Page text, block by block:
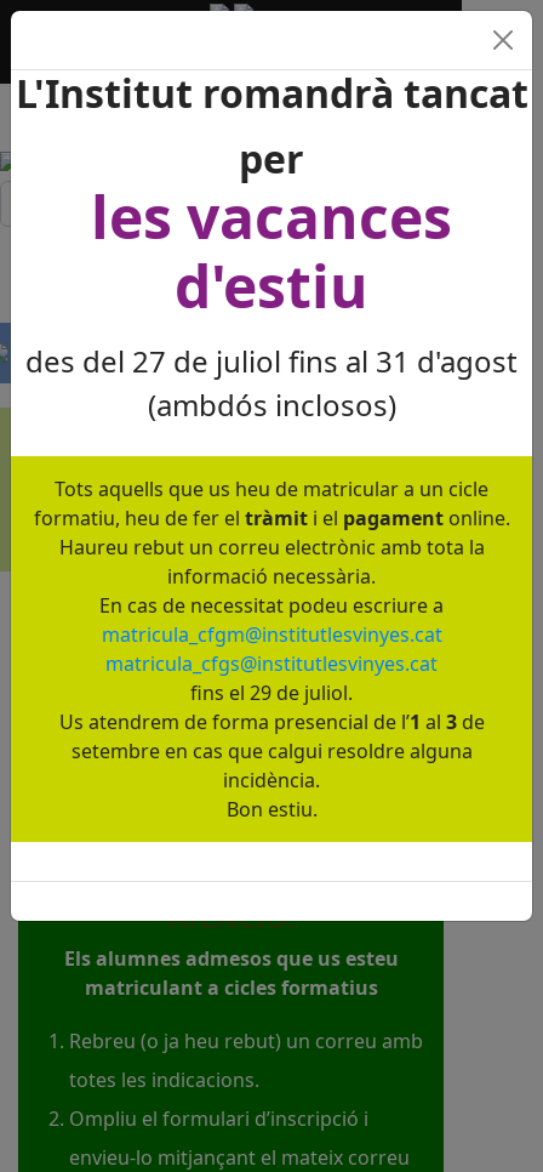
Dilluns a divendres de 8 a 21:30 h
Més de quatre
dècades al servei de
l'ensenyament!!!
L'Institut romandrà tancat
per
les vacances
d'estiu
des del 27 de juliol fins al 31 d'agost
(ambdós inclosos)
Tots aquells que us heu de matricular a un cicle
formatiu, heu de fer el tràmit i el pagament online.
Haureu rebut un correu electrònic amb tota la
informació necessària.
En cas de necessitat podeu escriure a
matricula_cfgm@institutlesvinyes.cat
matricula_cfgs@institutlesvinyes.cat
fins el 29 de juliol.
Us atendrem de forma presencial de l’1 al 3de
setembre en cas que calgui resoldre alguna
incidència.
Bon estiu.
ATENCIÓ:
Els alumnes admesos que us esteu
matriculant a cicles formatius
Rebreu (o ja heu rebut) un correu amb
totes les indicacions.
Ompliu el formulari d’inscripció i
envieu-lo mitjançant el mateix correu